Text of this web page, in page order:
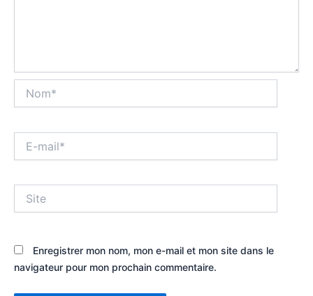
mail*
Enregistrer mon nom, mon e-mail et mon site dans le
navigateur pour mon prochain commentaire.